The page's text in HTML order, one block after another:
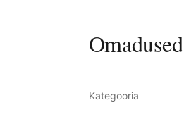
Omadused
Kategooria